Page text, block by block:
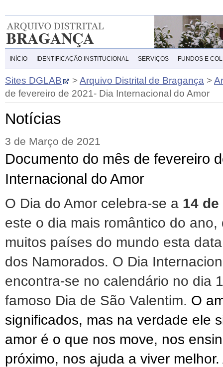
INÍCIO IDENTIFICAÇÃO INSTITUCIONAL SERVIÇOS FUNDOS E
Sites DGLAB >Arquivo Distrital de Bragança >
de fevereiro de 2021- Dia Internacional do Amor
Notícias
3 de Março de 2021
Documento do mês de fevereiro
Internacional do Amor
O Dia do Amor celebra-se a 14
este o dia mais romântico do ano,
muitos países do mundo esta
dos Namorados. O Dia
encontra-se no calendário no dia
famoso Dia de São Valentim. O
significados, mas na verdade ele
amor é o que nos move, nos
próximo, nos ajuda a viver melhor.